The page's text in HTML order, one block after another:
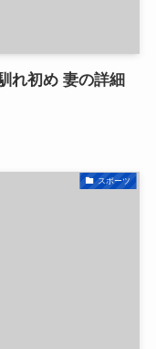
れ初め 妻の詳細
スポーツ